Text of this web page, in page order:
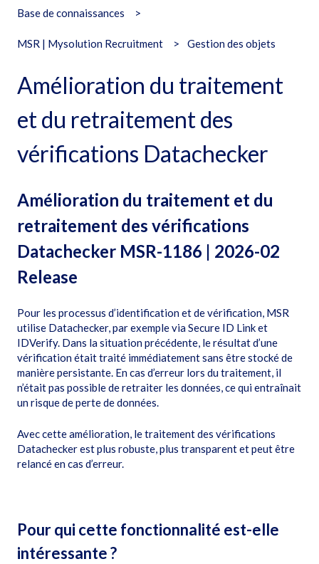
Base de connaissances
MSR | Mysolution Recruitment Gestion des objets
Amélioration du traitement
et du retraitement des
vérifications Datachecker
Amélioration du traitement et du
retraitement des vérifications
Datachecker MSR-1186 | 2026-02
Release
Pour les processus d’identification et de vérification, MSR
utilise Datachecker, par exemple via Secure ID Link et
IDVerify. Dans la situation précédente, le résultat d’une
vérification était traité immédiatement sans être stocké de
manière persistante. En cas d’erreur lors du traitement, il
n’était pas possible de retraiter les données, ce qui entraînait
un risque de perte de données.
Avec cette amélioration, le traitement des vérifications
Datachecker est plus robuste, plus transparent et peut être
relancé en cas d’erreur.
Pour qui cette fonctionnalité est-elle
intéressante ?